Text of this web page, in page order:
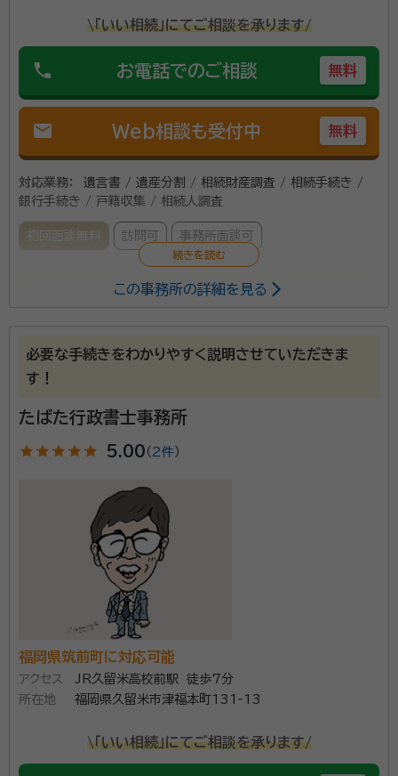
\「いい相続」にてご相談を承ります/
phone お電話でのご相談 無料
mail Web相談も受付中 無料
対応業務：
遺言書 / 遺産分割 / 相続財産調査 / 相続手続き /
銀行手続き / 戸籍収集 / 相続人調査
初回面談無料 訪問可 事務所面談可
税理士法人 森田事務所は、神戸本社と長崎・福岡・熊本・
が、問題が起きているご遺族は少なくありません。
1000件以上の相続依頼件数を受けた実績と経験をも
とに、【相続】が【争族】でなく【笑顔相続】になるよう、誠
この事務所の詳細を見る
必要な手続きをわかりやすく説明させていただきま
す！
たばた行政書士事務所
star star star star star 5.00 （ 2件 ）
福岡県筑前町に対応可能
アクセス
JR久留米高校前駅 徒歩7分
所在地
福岡県久留米市津福本町131‐13
\「いい相続」にてご相談を承ります/